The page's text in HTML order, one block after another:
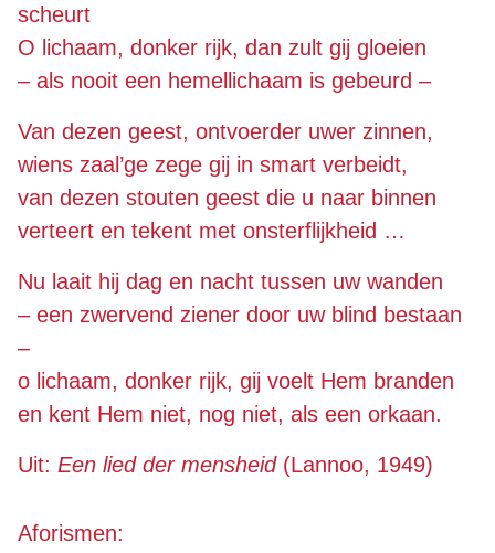
scheurt
O lichaam, donker rijk, dan zult gij gloeien
– als nooit een hemellichaam is gebeurd –
Van dezen geest, ontvoerder uwer zinnen,
wiens zaal’ge zege gij in smart verbeidt,
van dezen stouten geest die u naar binnen
verteert en tekent met onsterflijkheid …
Nu laait hij dag en nacht tussen uw wanden
– een zwervend ziener door uw blind bestaan
–
o lichaam, donker rijk, gij voelt Hem branden
en kent Hem niet, nog niet, als een orkaan.
Uit: Een lied der mensheid (Lannoo, 1949)
Aforismen: